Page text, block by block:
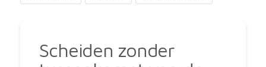
Scheiden zonder